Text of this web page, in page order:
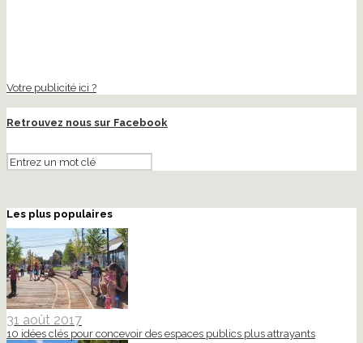
Votre publicité ici ?
Retrouvez nous sur Facebook
Les plus populaires
31 août 2017
10 idées clés pour concevoir des espaces publics plus attrayants